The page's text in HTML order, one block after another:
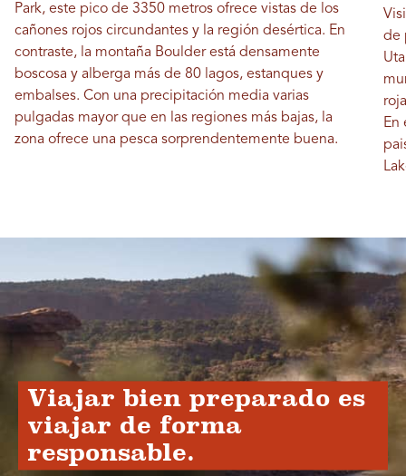
Park, este pico de 3350 metros ofrece vistas de los
cañones rojos circundantes y la región desértica. En
contraste, la montaña Boulder está densamente
boscosa y alberga más de 80 lagos, estanques y
embalses. Con una precipitación media varias
pulgadas mayor que en las regiones más bajas, la
zona ofrece una pesca sorprendentemente buena.
de
En
Viajar bien preparado es
viajar de forma
responsable.